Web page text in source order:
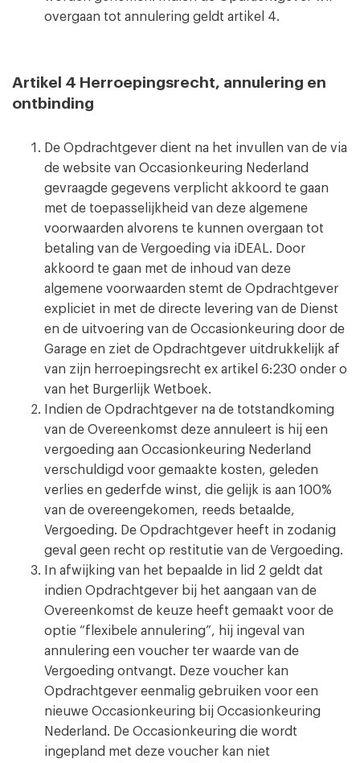
overgaan tot annulering geldt artikel 4.
Artikel 4 Herroepingsrecht, annulering en
ontbinding
De Opdrachtgever dient na het invullen van de via
de website van Occasionkeuring Nederland
gevraagde gegevens verplicht akkoord te gaan
met de toepasselijkheid van deze algemene
voorwaarden alvorens te kunnen overgaan tot
betaling van de Vergoeding via iDEAL. Door
akkoord te gaan met de inhoud van deze
algemene voorwaarden stemt de Opdrachtgever
expliciet in met de directe levering van de Dienst
en de uitvoering van de Occasionkeuring door de
Garage en ziet de Opdrachtgever uitdrukkelijk af
van zijn herroepingsrecht ex artikel 6:230 onder o
van het Burgerlijk Wetboek.
Indien de Opdrachtgever na de totstandkoming
van de Overeenkomst deze annuleert is hij een
vergoeding aan Occasionkeuring Nederland
verschuldigd voor gemaakte kosten, geleden
verlies en gederfde winst, die gelijk is aan 100%
van de overeengekomen, reeds betaalde,
Vergoeding. De Opdrachtgever heeft in zodanig
geval geen recht op restitutie van de Vergoeding.
In afwijking van het bepaalde in lid 2 geldt dat
indien Opdrachtgever bij het aangaan van de
Overeenkomst de keuze heeft gemaakt voor de
optie “flexibele annulering”, hij ingeval van
annulering een voucher ter waarde van de
Vergoeding ontvangt. Deze voucher kan
Opdrachtgever eenmalig gebruiken voor een
nieuwe Occasionkeuring bij Occasionkeuring
Nederland. De Occasionkeuring die wordt
ingepland met deze voucher kan niet